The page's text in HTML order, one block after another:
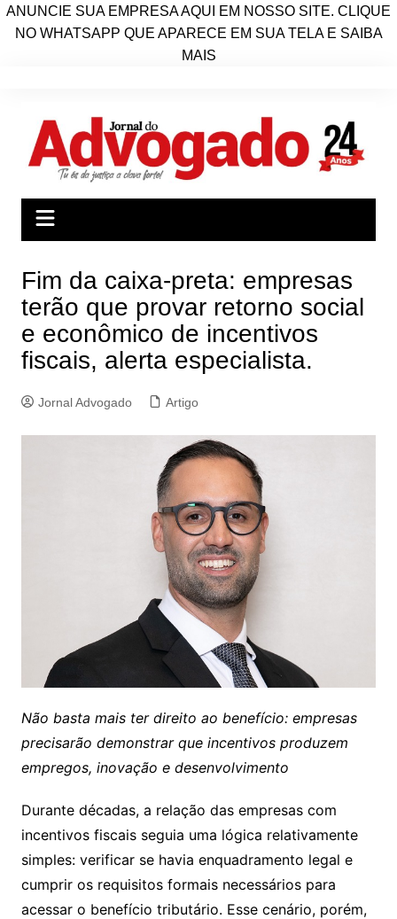
ANUNCIE SUA EMPRESA AQUI EM NOSSO SITE. CLIQUE
NO WHATSAPP QUE APARECE EM SUA TELA E SAIBA
MAIS
conteúdo
Fim da caixa-preta: empresas
terão que provar retorno social
e econômico de incentivos
fiscais, alerta especialista.
Jornal Advogado Artigo
Não basta mais ter direito ao benefício: empresas
precisarão demonstrar que incentivos produzem
empregos, inovação e desenvolvimento
Durante décadas, a relação das empresas com
incentivos fiscais seguia uma lógica relativamente
simples: verificar se havia enquadramento legal e
cumprir os requisitos formais necessários para
acessar o benefício tributário. Esse cenário, porém,